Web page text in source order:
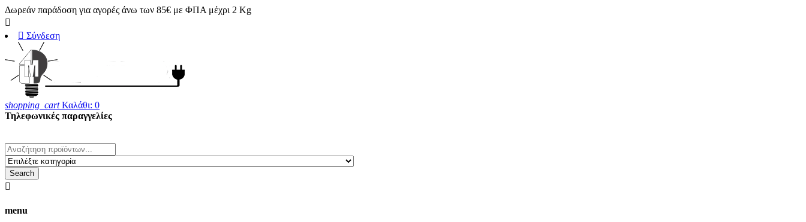
Δωρεάν παράδοση για αγορές άνω των 85€ με ΦΠΑ μέχρι 2 Kg

 Σύνδεση
shopping_cart Καλάθι: 0
Τηλεφωνικές παραγγελίες
Search

menu